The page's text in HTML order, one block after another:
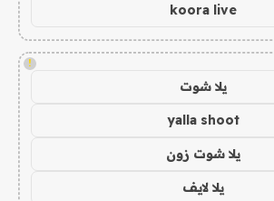
koora live
!
يلا شوت
yalla shoot
يلا شوت زون
يلا لايف